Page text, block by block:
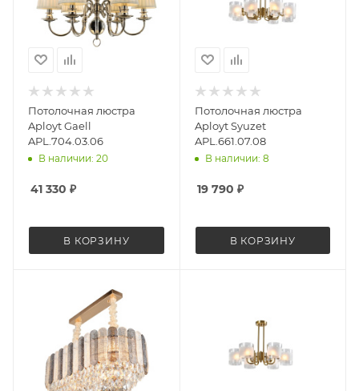
Потолочная люстра
Aployt Gaell
APL.704.03.06
В наличии: 20
41 330 ₽
В КОРЗИНУ
Потолочная люстра
Aployt Syuzet
APL.661.07.08
В наличии: 8
19 790 ₽
В КОРЗИНУ